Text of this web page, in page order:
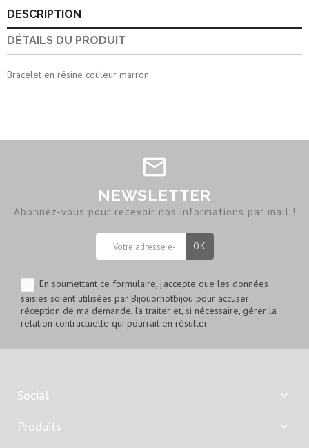
DESCRIPTION
DÉTAILS DU PRODUIT
Bracelet en résine couleur marron.
NEWSLETTER
Abonnez-vous pour recevoir nos informations par mail !
En soumettant ce formulaire, j'accepte que les données
saisies soient utilisées par Bijouornotbijou pour accuser
réception de ma demande, la traiter et, si nécessaire, gérer la
relation contractuelle qui pourrait en résulter.
Social 
Produits 